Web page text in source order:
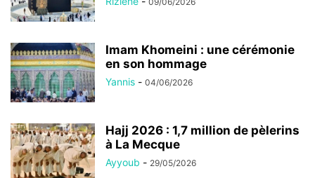
Imam Khomeini : une cérémonie
en son hommage
Yannis - 04/06/2026
Hajj 2026 : 1,7 million de pèlerins
à La Mecque
Ayyoub - 29/05/2026